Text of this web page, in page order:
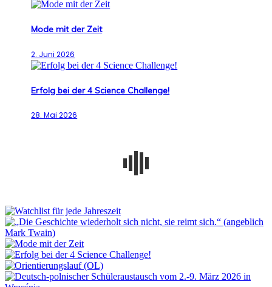
Mode mit der Zeit
2. Juni 2026
Erfolg bei der 4 Science Challenge!
28. Mai 2026